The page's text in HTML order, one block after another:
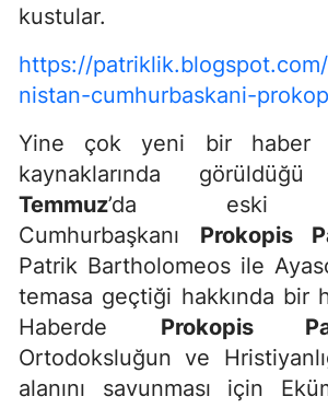
kustular.
https://
nistan-cumhurbaskani-
Yine çok yeni bir haber
kaynaklarında
Temmuz’da eski
Cumhurbaşkanı Prokopis
Patrik Bartholomeos ile
temasa geçtiği hakkında bir
Haberde Prokopis
Ortodoksluğun ve
alanını savunması için